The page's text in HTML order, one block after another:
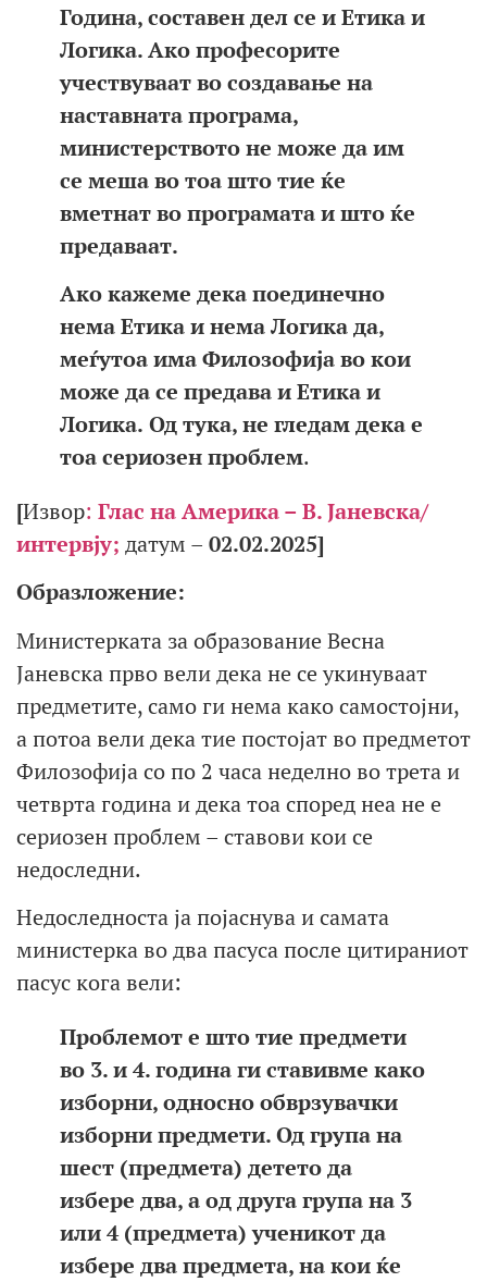
Година, составен дел се и Етика и
Логика. Ако професорите
учествуваат во создавање на
наставната програма,
министерството не може да им
се меша во тоа што тие ќе
вметнат во програмата и што ќе
предаваат.
Ако кажеме дека поединечно
нема Етика и нема Логика да,
меѓутоа има Филозофија во кои
може да се предава и Етика и
Логика. Од тука, не гледам дека е
тоа сериозен проблем.
[Извор: Глас на Америка – В. Јаневска/
интервју; датум – 02.02.2025]
Образложение:
Министерката за образование Весна
Јаневска прво вели дека не се укинуваат
предметите, само ги нема како самостојни,
а потоа вели дека тие постојат во предметот
Филозофија со по 2 часа неделно во трета и
четврта година и дека тоа според неа не е
сериозен проблем – ставови кои се
недоследни.
Недоследноста ја појаснува и самата
министерка во два пасуса после цитираниот
пасус кога вели:
Проблемот е што тие предмети
во 3. и 4. година ги ставивме како
изборни, односно обврзувачки
изборни предмети. Од група на
шест (предмета) детето да
избере два, а од друга група на 3
или 4 (предмета) ученикот да
избере два предмета, на кои ќе